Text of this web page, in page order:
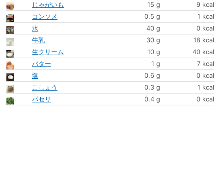
じゃがいも
15 g
9 kcal
コンソメ
0.5 g
1 kcal
水
40 g
0 kcal
牛乳
30 g
18 kcal
生クリーム
10 g
40 kcal
バター
1 g
7 kcal
塩
0.6 g
0 kcal
こしょう
0.3 g
1 kcal
パセリ
0.4 g 0 kcal